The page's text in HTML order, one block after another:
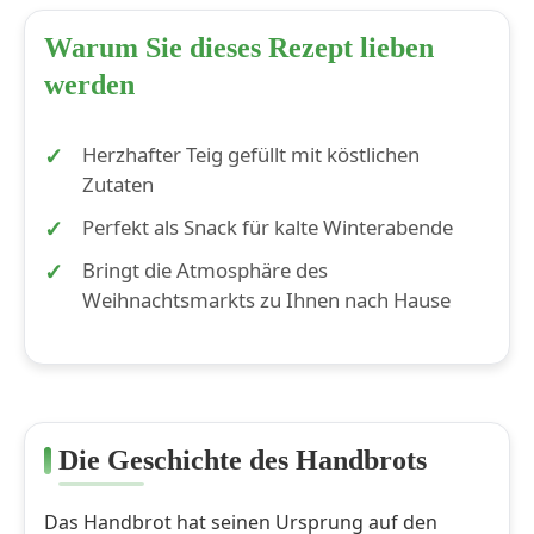
Warum Sie dieses Rezept lieben
werden
Herzhafter Teig gefüllt mit köstlichen
Zutaten
Perfekt als Snack für kalte Winterabende
Bringt die Atmosphäre des
Weihnachtsmarkts zu Ihnen nach Hause
Die Geschichte des Handbrots
Das Handbrot hat seinen Ursprung auf den